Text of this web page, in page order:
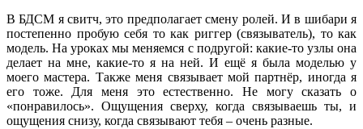
В БДСМ я свитч, это предполагает смену ролей. И в шибари я
постепенно пробую себя то как риггер (связыватель), то как
модель. На уроках мы меняемся с подругой: какие-то узлы она
делает на мне, какие-то я на ней. И ещё я была моделью у
моего мастера. Также меня связывает мой партнёр, иногда я
его тоже. Для меня это естественно. Не могу сказать о
«понравилось». Ощущения сверху, когда связываешь ты, и
ощущения снизу, когда связывают тебя – очень разные.